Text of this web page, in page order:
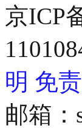
京ICP
明 免
邮箱：